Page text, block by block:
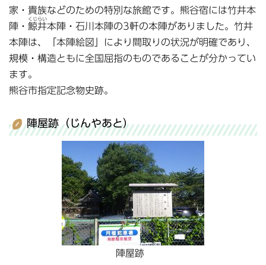
家・貴族などのための特別な旅館です。熊谷宿には竹井本
陣・ 鯨井
くじらい
本陣・石川本陣の3軒の本陣がありました。竹井
本陣は、「本陣絵図」により間取りの状況が明確であり、
規模・構造ともに全国屈指のものであることが分かってい
ます。
熊谷市指定記念物史跡。
陣屋跡（じんやあと）
陣屋跡